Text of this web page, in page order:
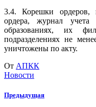
3.4. Корешки ордеров,
ордера, журнал учета
образованиях, их
подразделениях не
уничтожены по акту.
От АПКК
Новости
Предыдущая